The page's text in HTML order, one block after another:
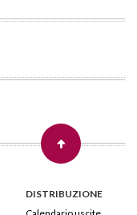
DISTRIBUZIONE